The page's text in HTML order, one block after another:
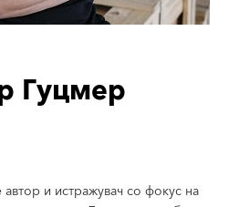
Гуцмер
и истражувач со фокус на